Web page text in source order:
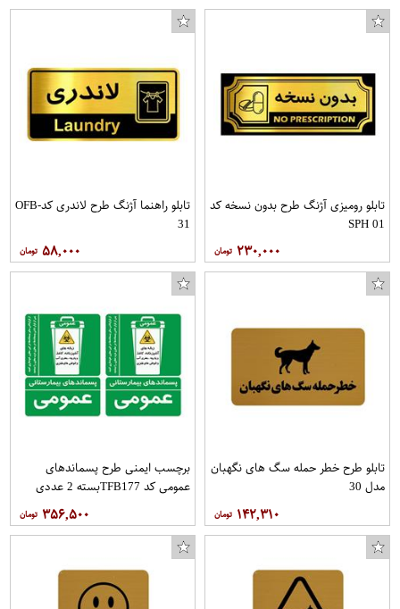
تابلو رومیزی آژنگ طرح بدون نسخه کد
SPH 01
۲۳۰,۰۰۰
تابلو راهنما آژنگ طرح لاندری کدOFB-
31
۵۸,۰۰۰
تابلو طرح خطر حمله سگ های نگهبان
مدل 30
۱۴۲,۳۱۰
برچسب ایمنی طرح پسماندهای
عمومی کد TFB177بسته 2 عددی
۳۵۶,۵۰۰